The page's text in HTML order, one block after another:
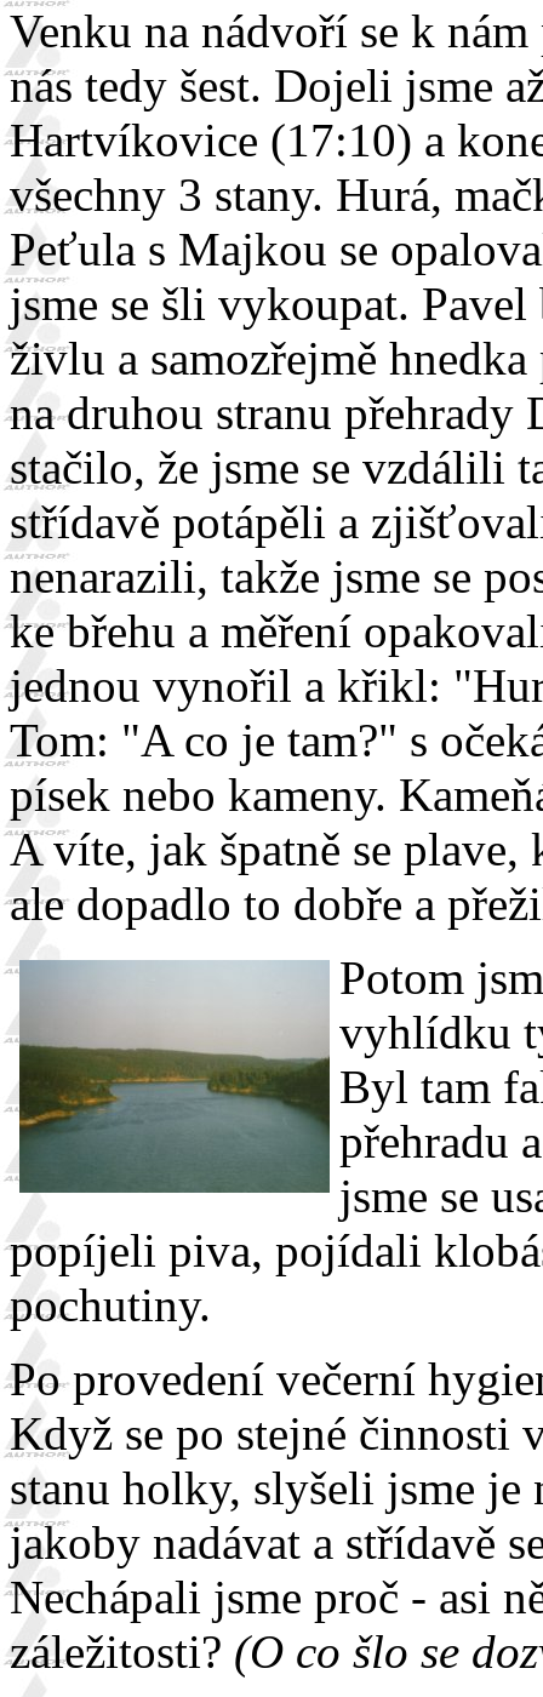
Venku na nádvoří se k
nás tedy šest. Dojeli jsme
Hartvíkovice (17:10) a
všechny 3 stany. Hurá,
Peťula s Majkou se
jsme se šli vykoupat. Pavel
živlu a samozřejmě
na druhou stranu přehrady
stačilo, že jsme se vzdálili
střídavě potápěli a
nenarazili, takže jsme se
ke břehu a měření
jednou vynořil a křikl:
Tom: "A co je tam?" s
písek nebo kameny.
A víte, jak špatně se
ale dopadlo to dobře a
Potom
vyhlídku
Byl tam
přehradu
jsme se
popíjeli piva, pojídali
pochutiny.
Po provedení večerní
Když se po stejné činnosti
stanu holky, slyšeli jsme je
jakoby nadávat a střídavě
Nechápali jsme proč - asi
záležitosti? (O co šlo se